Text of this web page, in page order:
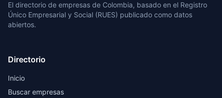
El directorio de empresas de Colombia, basado en el Registro
Único Empresarial y Social (RUES) publicado como datos
abiertos.
Directorio
Inicio
Buscar empresas